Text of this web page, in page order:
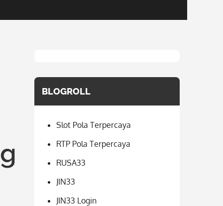
BLOGROLL
Slot Pola Terpercaya
RTP Pola Terpercaya
RUSA33
JIN33
JIN33 Login